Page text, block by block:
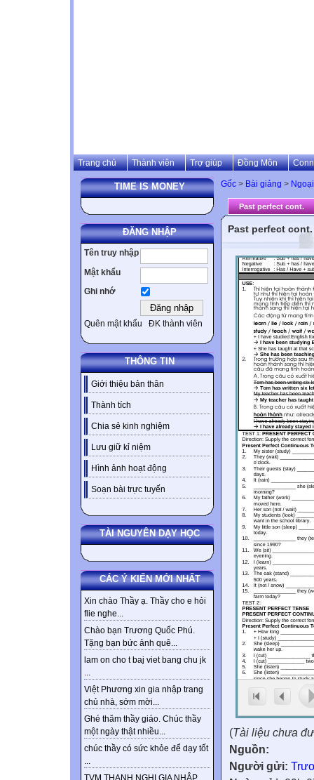
Trang chủ Thành viên Trợ giúp Đồng Môn
TIME IS MONEY
ĐĂNG NHẬP
Tên truy nhập
Mật khẩu
Ghi nhớ
Quên mật khẩu ĐK thành viên
THÔNG TIN
Giới thiệu bản thân
Thành tích
Chia sẻ kinh nghiệm
Lưu giữ kỉ niệm
Hình ảnh hoạt động
Soạn bài trực tuyến
TÀI NGUYÊN DẠY HỌC
CÁC Ý KIẾN MỚI NHẤT
Xin chào Thầy ạ. Thầy cho e hỏi
flie nghe...
Chào bạn Trương Quốc Phú.
Tặng bạn bức ảnh quê...
lam on cho t baj viet bang chu jk
...
Việt Phương xin gia nhập trang
chủ nhà, sớm mời...
Ghé thăm thầy giáo. Chúc thầy
một ngày thật nhiều...
chúc thầy có sức khỏe để dạy tốt
...
TVM THANH NGHỊ GIA NHẬP
Gốc > Bài giảng >
Past perfect cont.
Past perfect cont.
(Tài liệu chưa
Nguồn:
Người gửi: